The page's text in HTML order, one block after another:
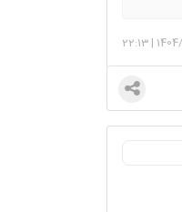
|
22:13